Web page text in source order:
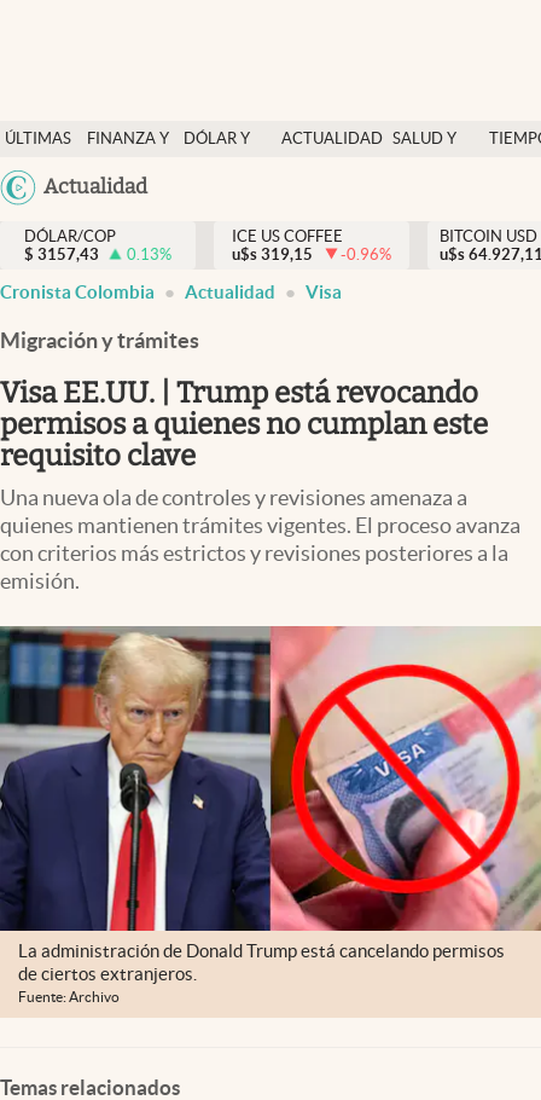
ÚLTIMAS
NOTICIAS
FINANZA Y
DÓLAR Y
ACTUALIDAD SALUD Y
México
Actualidad
Salud y nutrición
Vida espiritual
Actualidad
Colombia
DÓLAR/COP
$ 3157,43 0.13%
ICE US COFFEE
u$s 319,15 -0.96%
BITCOIN USD
u$s
Cronista Colombia Actualidad Visa
Migración y trámites
Visa EE.UU. | Trump está revocando
permisos a quienes no cumplan este
requisito clave
Una nueva ola de controles y revisiones amenaza a
quienes mantienen trámites vigentes. El proceso avanza
con criterios más estrictos y revisiones posteriores a la
emisión.
La administración de Donald Trump está cancelando permisos
de ciertos extranjeros.
Fuente: Archivo
Temas relacionados